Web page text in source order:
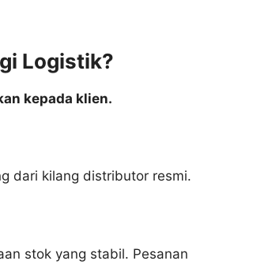
Logistik?
kepada klien.
dari kilang distributor resmi.
stok yang stabil. Pesanan